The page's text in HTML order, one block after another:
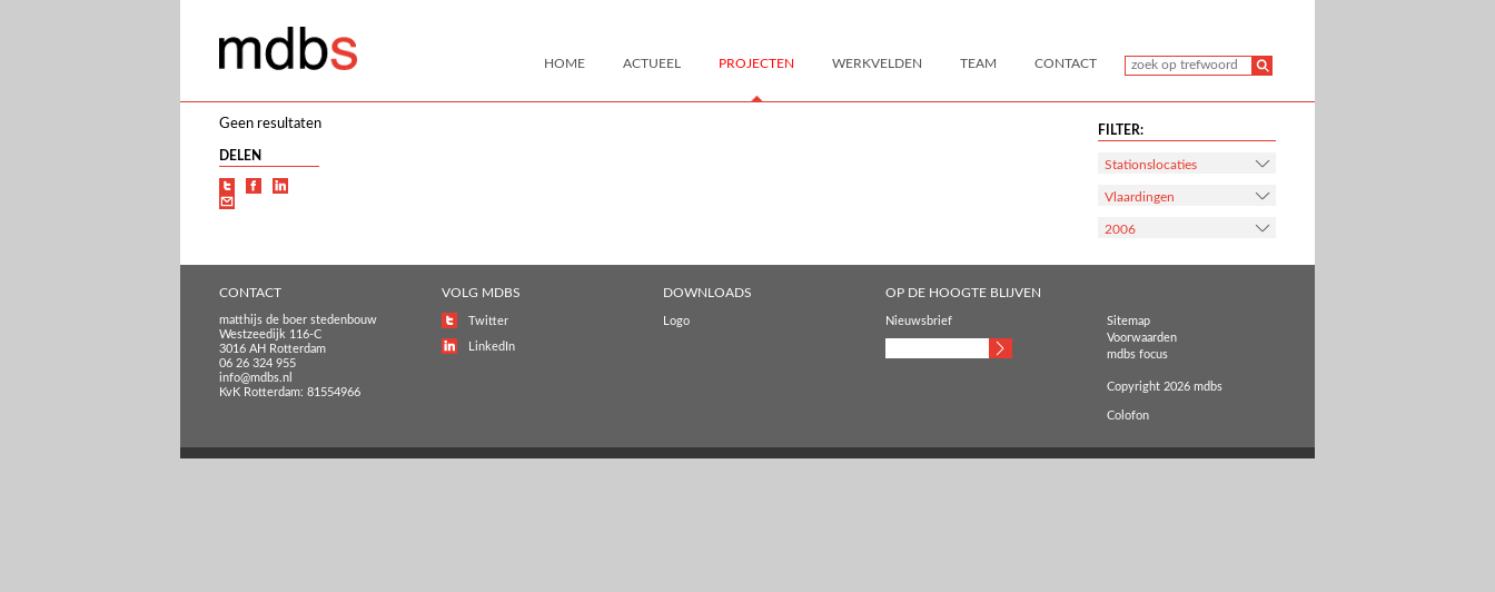
HOME ACTUEEL PROJECTEN WERKVELDEN TEAM CONTACT
Geen resultaten
DELEN
FILTER:
Stationslocaties
Vlaardingen
2006
CONTACT
matthijs de boer stedenbouw
Westzeedijk 116-C
3016 AH Rotterdam
06 26 324 955
info@mdbs.nl
KvK Rotterdam: 81554966
VOLG MDBS
Twitter
LinkedIn
DOWNLOADS
Logo
OP DE HOOGTE BLIJVEN
Nieuwsbrief
Sitemap
Voorwaarden
mdbs focus
Copyright 2026 mdbs
Colofon